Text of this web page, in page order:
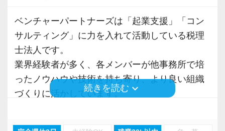
将来的には、出社と在宅勤務を組み合わせた働
き方も可能です！
＜立地＞
新橋事務所はJR各線「新橋」駅、東京メトロ銀
座線「新橋」駅、都営地下鉄三田線「内幸町」
ベンチャーパートナーズは「起業⽀援」「コン
サルティング」に⼒を⼊れて活動している税理
⼠法⼈です。
業界経験者が多く、各メンバーが他事務所で培
ったノウハウや技術を持ち寄り、より良い組織
づくりに活かしています。
続きを読む keyboard_arrow_down